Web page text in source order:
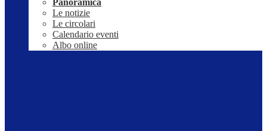
Panoramica
Le notizie
Le circolari
Calendario eventi
Albo online